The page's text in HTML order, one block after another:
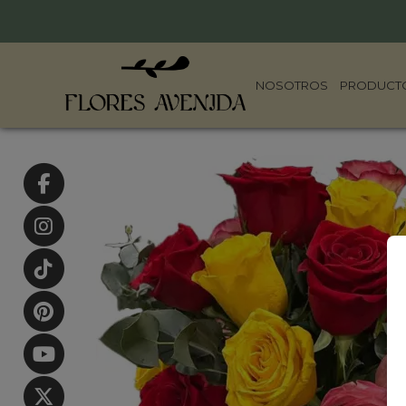
NOSOTROS